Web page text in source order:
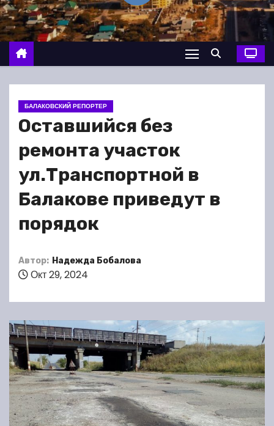
о
м
у
БАЛАКОВСКИЙ РЕПОРТЕР
Оставшийся без
ремонта участок
ул.Транспортной в
Балакове приведут в
порядок
Автор: Надежда Бобалова
Окт 29, 2024